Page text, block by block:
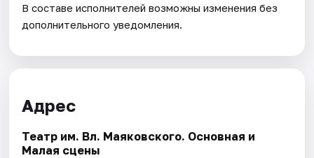
В составе исполнителей возможны изменения без
дополнительного уведомления.
Адрес
Театр им. Вл. Маяковского. Основная и
Малая сцены